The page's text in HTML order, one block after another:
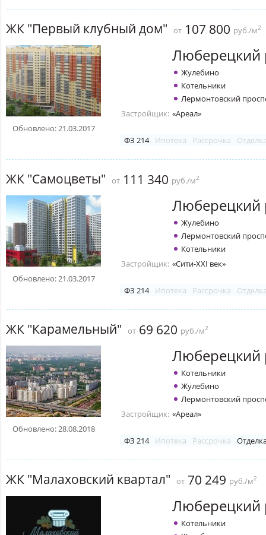
ЖК "Первый клубный дом" от 107 800 руб./м2
Обновлено: 21.03.2017
Люберецкий
Жулебино
Котельники
Лермонтовский
Застройщик: «Ареал»
ФЗ 214 Ипотека Рассрочка
ЖК "Самоцветы" от 111 340 руб./м2
Обновлено: 21.03.2017
Люберецкий
Жулебино
Лермонтовский
Котельники
Застройщик: «Сити-XXI век»
ФЗ 214 Ипотека Рассрочка
ЖК "Карамельный" от 69 620 руб./м2
Обновлено: 28.08.2018
Люберецкий
Котельники
Жулебино
Лермонтовский
Застройщик: «Ареал»
ФЗ 214 Ипотека Рассрочка
ЖК "Малаховский квартал" от 70 249 руб./м2
Люберецкий
Котельники